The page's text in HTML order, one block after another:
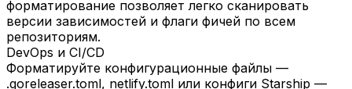
форматирование позволяет легко сканировать
версии зависимостей и флаги фичей по всем
репозиториям.
DevOps и CI/CD
Форматируйте конфигурационные файлы —
.goreleaser.toml, netlify.toml или конфиги Starship —